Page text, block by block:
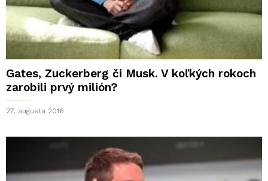
Gates, Zuckerberg či Musk. V koľkých rokoch
zarobili prvý milión?
27. augusta 2016